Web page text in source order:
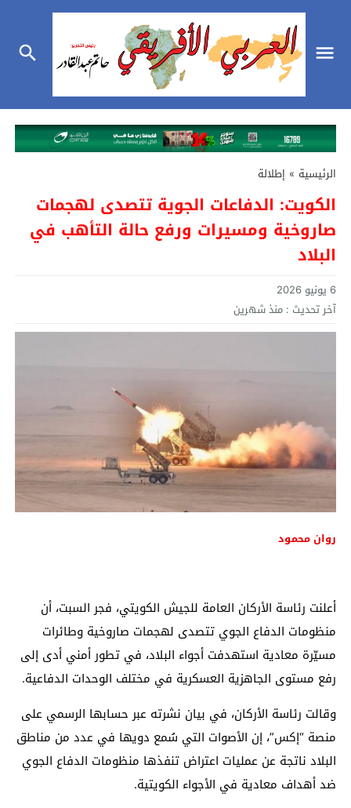
الرئيسية » إطلالة
الكويت: الدفاعات الجوية تتصدى لهجمات
صاروخية ومسيرات ورفع حالة التأهب في
البلاد
6 يونيو 2026
آخر تحديث : منذ شهرين
روان محمود
أعلنت رئاسة الأركان العامة للجيش الكويتي، فجر السبت، أن
منظومات الدفاع الجوي تتصدى لهجمات صاروخية وطائرات
مسيّرة معادية استهدفت أجواء البلاد، في تطور أمني أدى إلى
رفع مستوى الجاهزية العسكرية في مختلف الوحدات الدفاعية.
وقالت رئاسة الأركان، في بيان نشرته عبر حسابها الرسمي على
منصة “إكس”، إن الأصوات التي سُمع دويها في عدد من مناطق
البلاد ناتجة عن عمليات اعتراض تنفذها منظومات الدفاع الجوي
ضد أهداف معادية في الأجواء الكويتية.